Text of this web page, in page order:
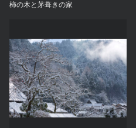
柿の木と茅葺きの家